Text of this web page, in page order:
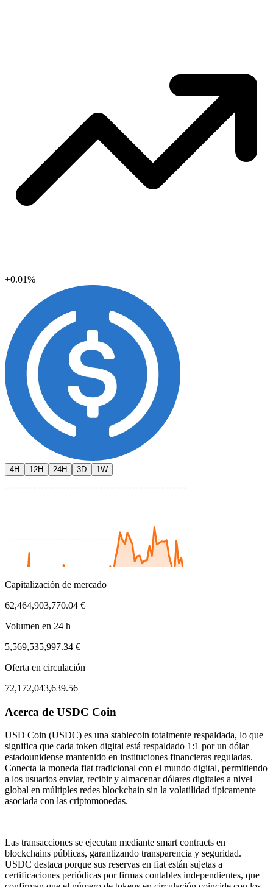
+0.01%
4H 12H 24H 3D 1W
3, 03:37 AM
Capitalización de mercado
62,464,903,770.04 €
Volumen en 24 h
5,569,535,997.34 €
Oferta en circulación
72,172,043,639.56
Acerca de USDC Coin
USD Coin (USDC) es una stablecoin totalmente respaldada, lo que
significa que cada token digital está respaldado 1:1 por un dólar
estadounidense mantenido en instituciones financieras reguladas.
Conecta la moneda fiat tradicional con el mundo digital, permitiendo
a los usuarios enviar, recibir y almacenar dólares digitales a nivel
global en múltiples redes blockchain sin la volatilidad típicamente
asociada con las criptomonedas.
Las transacciones se ejecutan mediante smart contracts en
blockchains públicas, garantizando transparencia y seguridad.
USDC destaca porque sus reservas en fiat están sujetas a
certificaciones periódicas por firmas contables independientes, que